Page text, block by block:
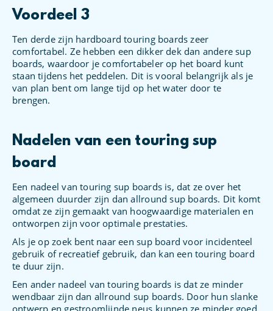
Voordeel 3
Ten derde zijn hardboard touring boards zeer
comfortabel. Ze hebben een dikker dek dan andere sup
boards, waardoor je comfortabeler op het board kunt
staan tijdens het peddelen. Dit is vooral belangrijk als je
van plan bent om lange tijd op het water door te
brengen.
Nadelen van een touring sup
board
Een nadeel van touring sup boards is, dat ze over het
algemeen duurder zijn dan allround sup boards. Dit komt
omdat ze zijn gemaakt van hoogwaardige materialen en
ontworpen zijn voor optimale prestaties.
Als je op zoek bent naar een sup board voor incidenteel
gebruik of recreatief gebruik, dan kan een touring board
te duur zijn.
Een ander nadeel van touring boards is dat ze minder
wendbaar zijn dan allround sup boards. Door hun slanke
ontwerp en gestroomlijnde neus kunnen ze minder goed